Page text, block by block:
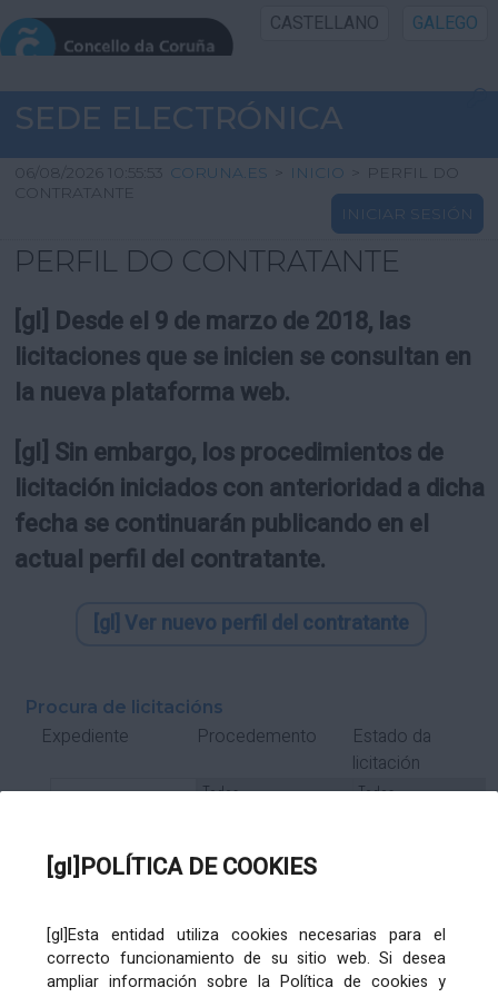
[gl]POLÍTICA DE COOKIES
[gl]Esta entidad utiliza cookies necesarias para el
correcto funcionamiento de su sitio web. Si desea
ampliar información sobre la Política de cookies y
CASTELLANO GALEGO
INICIO SEDE
INICIO
INFORMACIÓN PÚBLICA
UTILIDADES
SEDE ELECTRÓNICA
06/08/2026 10:55:53 CORUNA.ES > INICIO > PERFIL DO
CONTRATANTE
INICIAR SESIÓN
PERFIL DO CONTRATANTE
[gl] Desde el 9 de marzo de 2018, las
licitaciones que se inicien se consultan en
la nueva plataforma web.
[gl] Sin embargo, los procedimientos de
licitación iniciados con anterioridad a dicha
fecha se continuarán publicando en el
actual perfil del contratante.
[gl] Ver nuevo perfil del contratante
Procura de licitacións
Expediente Procedemento
Estado da
licitación
Subcontrato Tramitación
Órgano de contratación Título